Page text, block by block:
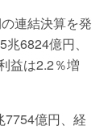
連結決算を発
6824億円、
益は2.2％増
7754億円、経